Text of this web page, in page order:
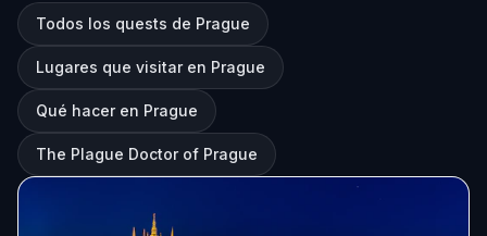
Todos los quests de Prague
Lugares que visitar en Prague
Qué hacer en Prague
The Plague Doctor of Prague